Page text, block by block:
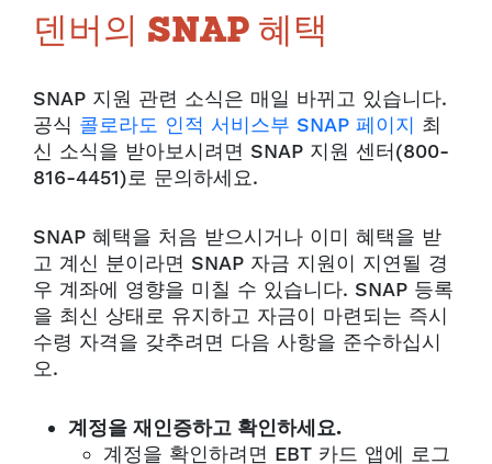
덴버의 SNAP 혜택
SNAP 지원 관련 소식은 매일 바뀌고 있습니다.
공식 콜로라도 인적 서비스부 SNAP 페이지 최
신 소식을 받아보시려면 SNAP 지원 센터(800-
816-4451)로 문의하세요.
SNAP 혜택을 처음 받으시거나 이미 혜택을 받
고 계신 분이라면 SNAP 자금 지원이 지연될 경
우 계좌에 영향을 미칠 수 있습니다. SNAP 등록
을 최신 상태로 유지하고 자금이 마련되는 즉시
수령 자격을 갖추려면 다음 사항을 준수하십시
오.
계정을 재인증하고 확인하세요.
계정을 확인하려면 EBT 카드 앱에 로그